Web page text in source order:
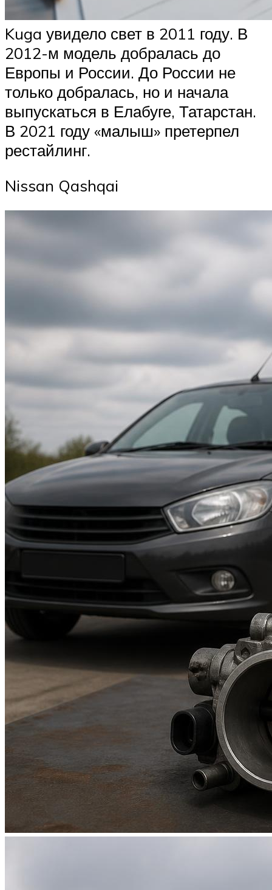
Kuga увидело свет в 2011 году. В
2012-м модель добралась до
Европы и России. До России не
только добралась, но и начала
выпускаться в Елабуге, Татарстан.
В 2021 году «малыш» претерпел
рестайлинг.
Nissan Qashqai